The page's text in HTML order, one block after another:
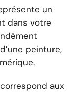
un
dans votre
peinture,
aux